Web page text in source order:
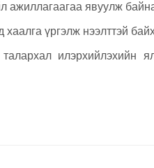
ажиллагаагаа явуулж
үргэлж нээлттэй
илэрхийлэхийн